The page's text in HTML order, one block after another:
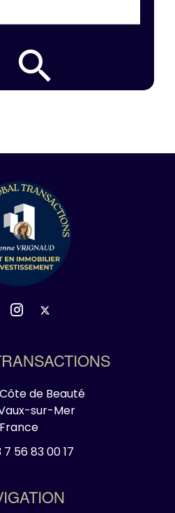
de Beauté
sur-Mer
France
7 56 83 00 17